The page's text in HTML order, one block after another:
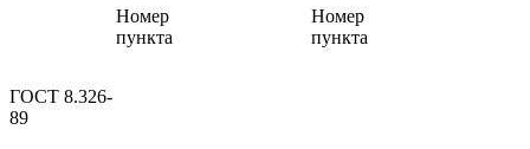
Номер
пункта
Номер
пункта
ГОСТ 8.326-
89